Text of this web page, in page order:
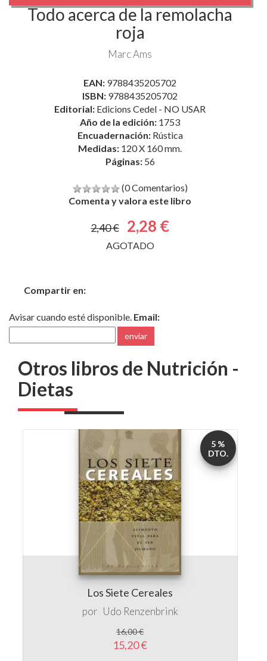
Todo acerca de la remolacha
roja
Marc Ams
EAN: 9788435205702
ISBN: 9788435205702
Editorial: Edicions Cedel - NO USAR
Año de la edición: 1753
Encuadernación: Rústica
Medidas: 120 X 160 mm.
Páginas: 56
(0 Comentarios)
Comenta y valora este libro
2,40 € 2,28 €
AGOTADO
Compartir en:
Avisar cuando esté disponible. Email:
enviar
Otros libros de Nutrición -
Dietas
Los Siete Cereales
por Udo Renzenbrink
16,00 €
15,20 €
5 %
DTO.